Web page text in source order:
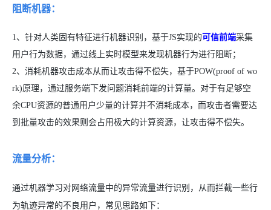
阻断机器：
1、针对人类固有特征进行机器识别，基于JS实现的 可信前端采集
用户行为数据，通过线上实时模型来发现机器行为进行阻断；
2、消耗机器攻击成本从而让攻击得不偿失，基于POW(proof of wo
rk)原理，通过服务端下发问题消耗前端的计算量。对于有足够空
余CPU资源的普通用户少量的计算并不消耗成本，而攻击者需要达
到批量攻击的效果则会占用极大的计算资源，让攻击得不偿失。
流量分析：
通过机器学习对网络流量中的异常流量进行识别，从而拦截一些行
为轨迹异常的不良用户，常见思路如下：